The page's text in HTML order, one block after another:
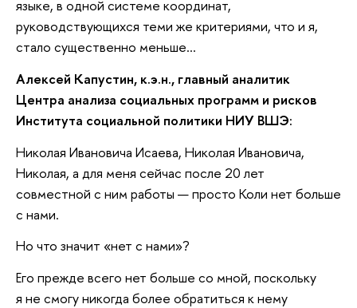
языке, в одной системе координат,
руководствующихся теми же критериями, что и я,
стало существенно меньше...
Алексей Капустин, к.э.н., главный аналитик
Центра анализа социальных программ и рисков
Института социальной политики НИУ ВШЭ:
Николая Ивановича Исаева, Николая Ивановича,
Николая, а для меня сейчас после 20 лет
совместной с ним работы — просто Коли нет больше
с нами.
Но что значит «нет с нами»?
Его прежде всего нет больше со мной, поскольку
я не смогу никогда более обратиться к нему